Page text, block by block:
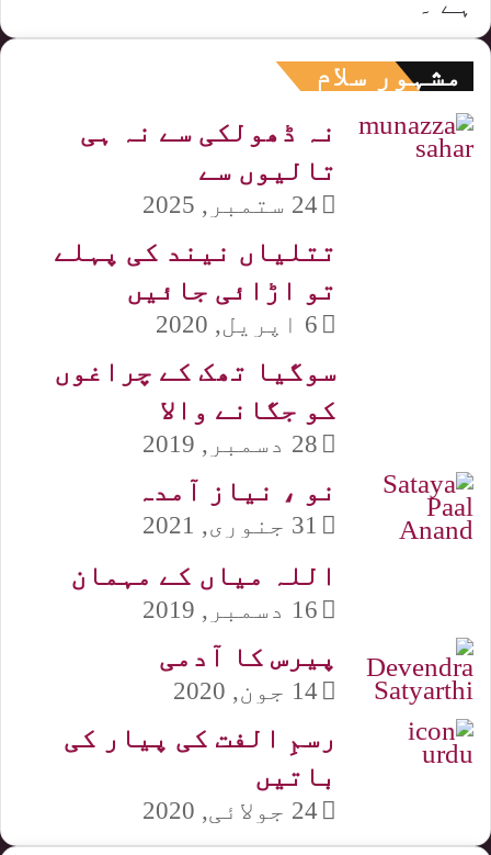
مشہور سلام
نہ ڈھولکی سے نہ ہی
تالیوں سے
24 ستمبر, 2025
تتلیاں نیند کی پہلے
تو اڑائی جائیں
6 اپریل, 2020
سوگیا تھک کے چراغوں
کو جگانے والا
28 دسمبر, 2019
نو ، نیاز آمدہ
31 جنوری, 2021
اللہ میاں کے مہمان
16 دسمبر, 2019
پیرس کا آدمی
14 جون, 2020
رسمِ الفت کی پیار کی
باتیں
24 جولائی, 2020